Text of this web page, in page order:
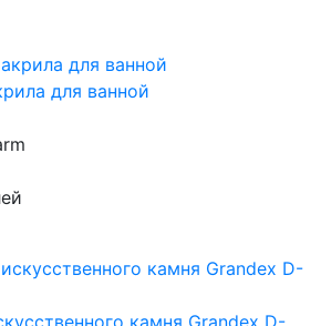
для ванной